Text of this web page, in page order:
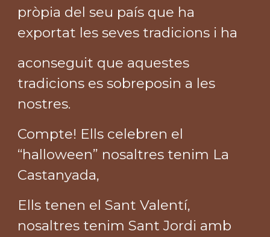
pròpia del seu país que ha
exportat les seves tradicions i ha
aconseguit que aquestes
tradicions es sobreposin a les
nostres.
Compte! Ells celebren el
“halloween” nosaltres tenim La
Castanyada,
Ells tenen el Sant Valentí,
nosaltres tenim Sant Jordi amb